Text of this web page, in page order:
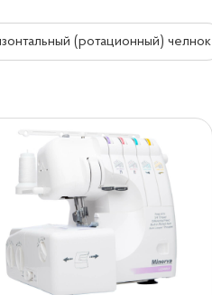
(ротационный) челнок